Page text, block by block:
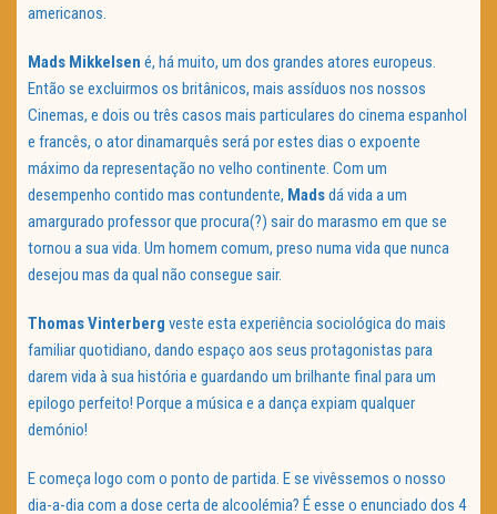
americanos.
Mads Mikkelsen é, há muito, um dos grandes atores europeus.
Então se excluirmos os britânicos, mais assíduos nos nossos
Cinemas, e dois ou três casos mais particulares do cinema espanhol
e francês, o ator dinamarquês será por estes dias o expoente
máximo da representação no velho continente. Com um
desempenho contido mas contundente, Madsdá vida a um
amargurado professor que procura(?) sair do marasmo em que se
tornou a sua vida. Um homem comum, preso numa vida que nunca
desejou mas da qual não consegue sair.
Thomas Vinterberg veste esta experiência sociológica do mais
familiar quotidiano, dando espaço aos seus protagonistas para
darem vida à sua história e guardando um brilhante final para um
epilogo perfeito! Porque a música e a dança expiam qualquer
demónio!
E começa logo com o ponto de partida. E se vivêssemos o nosso
dia-a-dia com a dose certa de alcoolémia? É esse o enunciado dos 4